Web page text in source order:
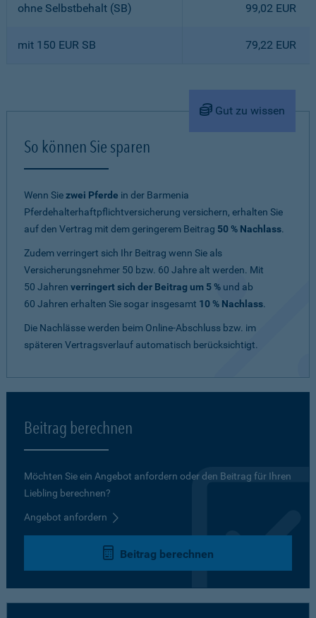
ohne Selbstbehalt (SB) 99,02 EUR
mit 150 EUR SB 79,22 EUR
Gut zu wissen
So können Sie sparen
Wenn Siezwei Pferde in der Barmenia
Pferdehalterhaftpflichtversicherung versichern, erhalten Sie
auf den Vertrag mit dem geringerem Beitrag 50 % Nachlass.
Zudem verringert sich Ihr Beitrag wenn Sie als
Versicherungsnehmer 50 bzw. 60 Jahre alt werden. Mit
50 Jahren verringert sich der Beitrag um 5 % und ab
60 Jahren erhalten Sie sogar insgesamt 10 % Nachlass.
Die Nachlässe werden beim Online-Abschluss bzw. im
späteren Vertragsverlauf automatisch berücksichtigt.
Beitrag berechnen
Möchten Sie ein Angebot anfordern oder den Beitrag für Ihren
Liebling berechnen?
Angebot anfordern
Beitrag berechnen